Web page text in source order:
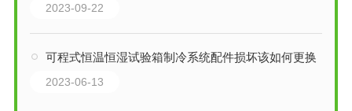
2023-09-22
可程式恒温恒湿试验箱制冷系统配件损坏该如何更换
2023-06-13